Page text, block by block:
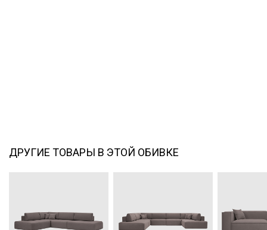
ДРУГИЕ ТОВАРЫ В ЭТОЙ ОБИВКЕ